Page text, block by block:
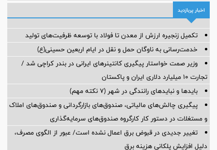
اخبار پربازدید
تکمیل زنجیره ارزش از معدن تا فولاد با توسعه ظرفیت‌های تولید
خدمت‌رسانی به ناوگان حمل و نقل در ایام اربعین حسینی(ع)
وزیر صمت خواستار پیگیری کانتینرهای ایرانی در بندر کراچی شد /
تجارت ۱۰ میلیارد دلاری ایران و پاکستان
بایدها و نبایدهای رانندگی در شهر (۷ نکته مهم)
پیگیری چالش‌های مالیاتی، صندوق‌های بازارگردانی و صندوق‌های املاک
و مستغلات در دستور کار کارگروه صندوق‌های سرمایه‌گذاری
تغییر جدیدی در قبوض برق اعمال نشده است/ عبور از الگوی مصرف،
دلیل افزایش پلکانی هزینه برق